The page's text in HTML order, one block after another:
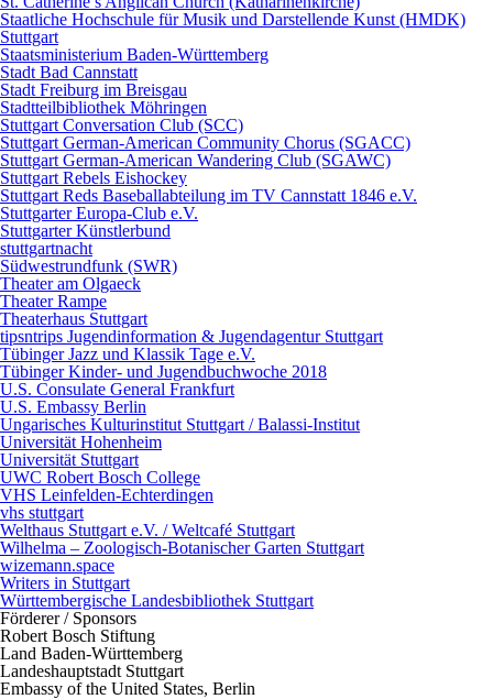
Staatliche Hochschule für Musik und Darstellende Kunst (HMDK)
Stuttgart
Staatsministerium Baden-Württemberg
Stadt Bad Cannstatt
Stadt Freiburg im Breisgau
Stadtteilbibliothek Möhringen
Stuttgart Conversation Club (SCC)
Stuttgart German-American Community Chorus (SGACC)
Stuttgart German-American Wandering Club (SGAWC)
Stuttgart Rebels Eishockey
Stuttgart Reds Baseballabteilung im TV Cannstatt 1846 e.V.
Stuttgarter Europa-Club e.V.
Stuttgarter Künstlerbund
stuttgartnacht
Südwestrundfunk (SWR)
Theater am Olgaeck
Theater Rampe
Theaterhaus Stuttgart
tipsntrips Jugendinformation & Jugendagentur Stuttgart
Tübinger Jazz und Klassik Tage e.V.
Tübinger Kinder- und Jugendbuchwoche 2018
U.S. Consulate General Frankfurt
U.S. Embassy Berlin
Ungarisches Kulturinstitut Stuttgart / Balassi-Institut
Universität Hohenheim
Universität Stuttgart
UWC Robert Bosch College
VHS Leinfelden-Echterdingen
vhs stuttgart
Welthaus Stuttgart e.V. / Weltcafé Stuttgart
Wilhelma – Zoologisch-Botanischer Garten Stuttgart
wizemann.space
Writers in Stuttgart
Württembergische Landesbibliothek Stuttgart
Förderer / Sponsors
Robert Bosch Stiftung
Land Baden-Württemberg
Landeshauptstadt Stuttgart
Embassy of the United States, Berlin